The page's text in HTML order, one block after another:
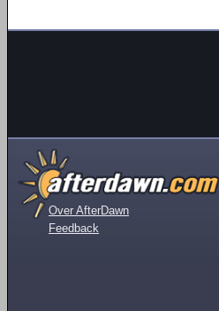
Over AfterDawn
Feedback